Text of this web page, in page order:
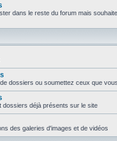
dans le reste du forum mais
dossiers ou soumettez ceux que
dossiers déjà présents sur le site
des galeries d'images et de vidéos